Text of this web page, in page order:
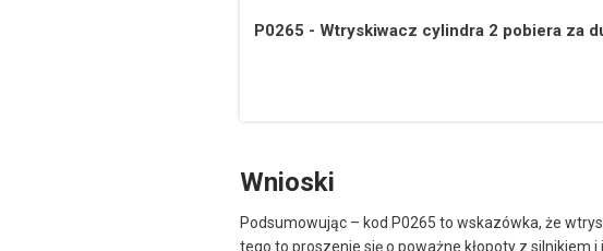
P0265 - Wtryskiwacz cylindra 2 pobiera za
Wnioski
Podsumowując – kod P0265 to wskazówka, że
tego to proszenie się o poważne kłopoty z